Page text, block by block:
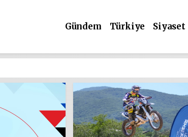
Gündem Türkiye Siyaset